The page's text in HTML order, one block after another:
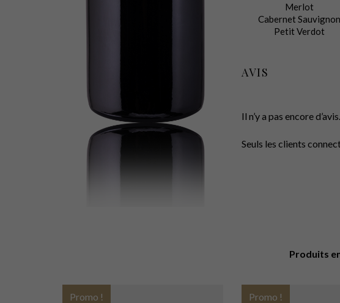
Merlot
Cabernet Sauvignon
Petit Verdot
AVIS
Il n’y a pas encore d’avis.
Seuls les clients
Produits
Promo ! Promo !